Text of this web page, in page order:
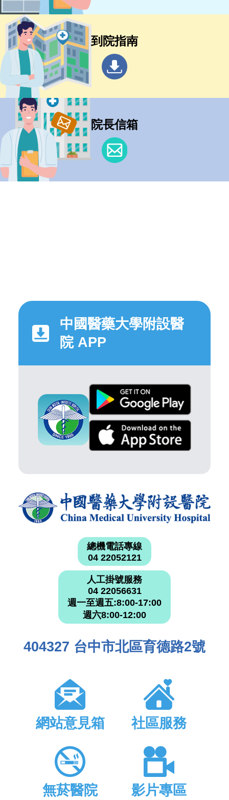
到院指南
院長信箱
中國醫藥大學附設醫
院 APP
總機電話專線
04 22052121
人工掛號服務
04 22056631
週一至週五:8:00-17:00
週六8:00-12:00
404327 台中市北區育德路2號
網站意見箱 社區服務
無菸醫院 影片專區